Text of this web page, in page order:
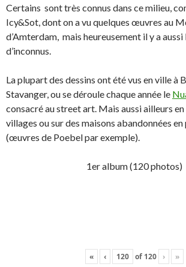
Certains sont très connus dans ce milieu,
Icy&Sot, dont on a vu quelques œuvres au
d’Amterdam, mais heureusement il y a
d’inconnus.
La plupart des dessins ont été vus en ville à
Stavanger, ou se déroule chaque année le
consacré au street art. Mais aussi ailleurs
villages ou sur des maisons abandonnées
(œuvres de Poebel par exemple).
1er album (120 photos)
« ‹ of 120 › »